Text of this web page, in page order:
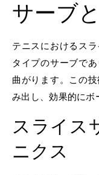
サーブ
テニスにおけるス
タイプのサーブで
曲がります。この
み出し、効果的にボ
スライス
ニクス